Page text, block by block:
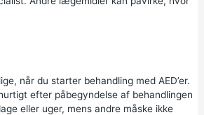
når du starter behandling med AED’er.
efter påbegyndelse af behandlingen
eller uger, mens andre måske ikke